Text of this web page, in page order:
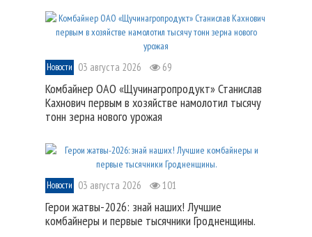
Новости 03 августа 2026 69
Комбайнер ОАО «Щучинагропродукт» Станислав
Кахнович первым в хозяйстве намолотил тысячу
тонн зерна нового урожая
Новости 03 августа 2026 101
Герои жатвы-2026: знай наших! Лучшие
комбайнеры и первые тысячники Гродненщины.